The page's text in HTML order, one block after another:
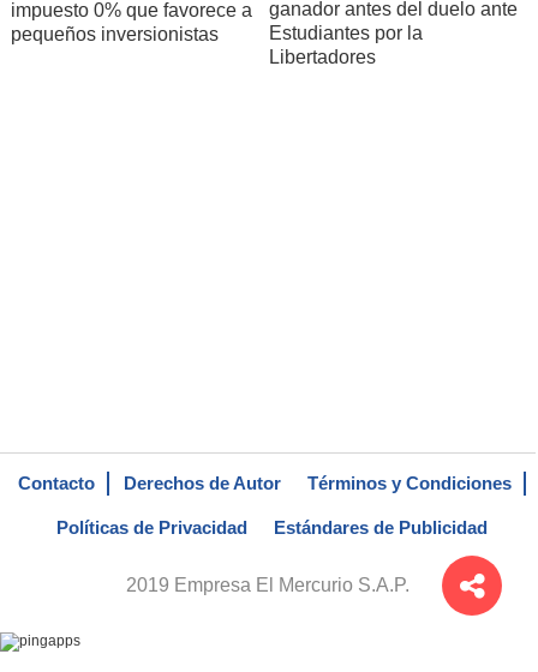
impuesto 0% que favorece a
pequeños inversionistas
ganador antes del duelo ante
Estudiantes por la
Libertadores
Contacto Derechos de Autor Términos y Condiciones
Políticas de Privacidad Estándares de Publicidad
2019 Empresa El Mercurio S.A.P.